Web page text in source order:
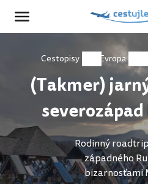
Cestopisy Evropa
(Takmer)
Rodinný
západného
bizarnosťami